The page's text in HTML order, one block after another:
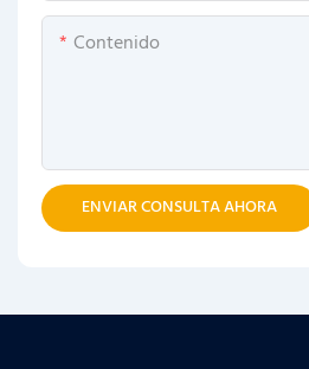
Contenido
ENVIAR CONSULTA AHORA